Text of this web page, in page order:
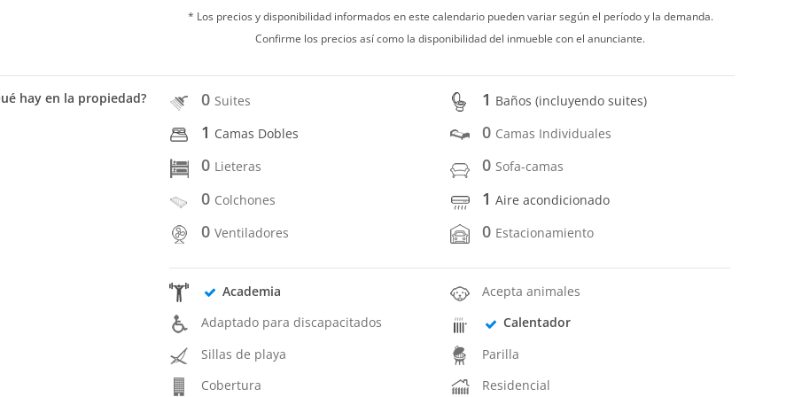
* Los precios y disponibilidad informados en este calendario pueden variar según el período y la demanda.
Confirme los precios así como la disponibilidad del inmueble con el anunciante.
hay en la propiedad? 0 Suites 1 Baños (incluyendo suites)
1 Camas Dobles 0 Camas Individuales
0 Lieteras 0 Sofa-camas
0 Colchones 1Aire acondicionado
0Ventiladores 0 Estacionamiento
Academia
Acepta animales
Adaptado para discapacitados
Calentador
Sillas de playa
Parilla
Cobertura
Residencial